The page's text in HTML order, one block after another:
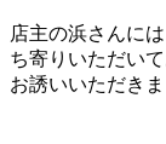
店主の浜さんに
ち寄りいただい
お誘いいただきま